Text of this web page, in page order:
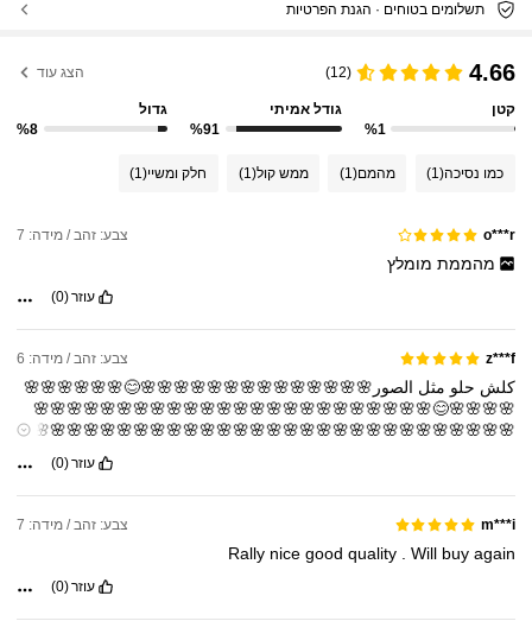
תשלומים בטוחים · הגנת הפרטיות
4.66
(12) הצג עוד
קטן
%1
גודל אמיתי
%91
גדול
%8
כמו נסיכה(1) מהמם(1) ממש קול(1) חלק ומשיי(1)
o***r צבע: זהב / מידה: 7
מהממת מומלץ
עוזר(0)
z***f צבע: זהב / מידה: 6
كلش حلو مثل الصور🌸🌸🌸🌸🌸🌸🌸🌸🌸🌸🌸🌸🌸🌸😊🌸🌸🌸🌸🌸🌸
🌸🌸🌸🌸😊🌸🌸🌸🌸🌸🌸🌸🌸🌸🌸🌸🌸🌸🌸🌸🌸🌸🌸🌸🌸🌸🌸🌸🌸
🌸🌸🌸🌸🌸🌸🌸🌸🌸🌸🌸🌸🌸🌸🌸🌸🌸🌸🌸🌸🌸🌸🌸🌸🌸🌸🌸🌸🌸
🌸🌸🌸🌸🌸🌸🌸🌸🌸🌸🌸🌸🌸🌸🌸🌸🌸🌸🌸🌸🌸🌸🌸🌸🌸🌸🌸🌸🌸
🌸🌸🌸🌸🌸🌸🌸🌸🌸🌸🌸🌸🌸🌸🌸🌸🌸🌸🌸🌸🌸
עוזר(0)
m***i צבע: זהב / מידה: 7
Rally nice good quality Will buy again
עוזר(0)